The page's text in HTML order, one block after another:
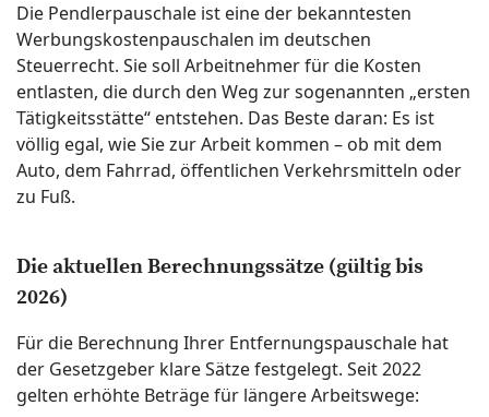
Die Pendlerpauschale ist eine der bekanntesten
Werbungskostenpauschalen im deutschen
Steuerrecht. Sie soll Arbeitnehmer für die Kosten
entlasten, die durch den Weg zur sogenannten „ersten
Tätigkeitsstätte“ entstehen. Das Beste daran: Es ist
völlig egal, wie Sie zur Arbeit kommen – ob mit dem
Auto, dem Fahrrad, öffentlichen Verkehrsmitteln oder
zu Fuß.
Die aktuellen Berechnungssätze (gültig bis
2026)
Für die Berechnung Ihrer Entfernungspauschale hat
der Gesetzgeber klare Sätze festgelegt. Seit 2022
gelten erhöhte Beträge für längere Arbeitswege: